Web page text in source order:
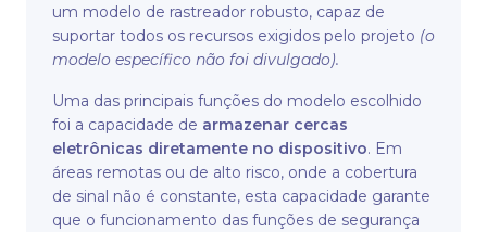
um modelo de rastreador robusto, capaz de
suportar todos os recursos exigidos pelo projeto (o
modelo específico não foi divulgado).
Uma das principais funções do modelo escolhido
foi a capacidade de armazenar cercas
eletrônicas diretamente no dispositivo. Em
áreas remotas ou de alto risco, onde a cobertura
de sinal não é constante, esta capacidade garante
que o funcionamento das funções de segurança